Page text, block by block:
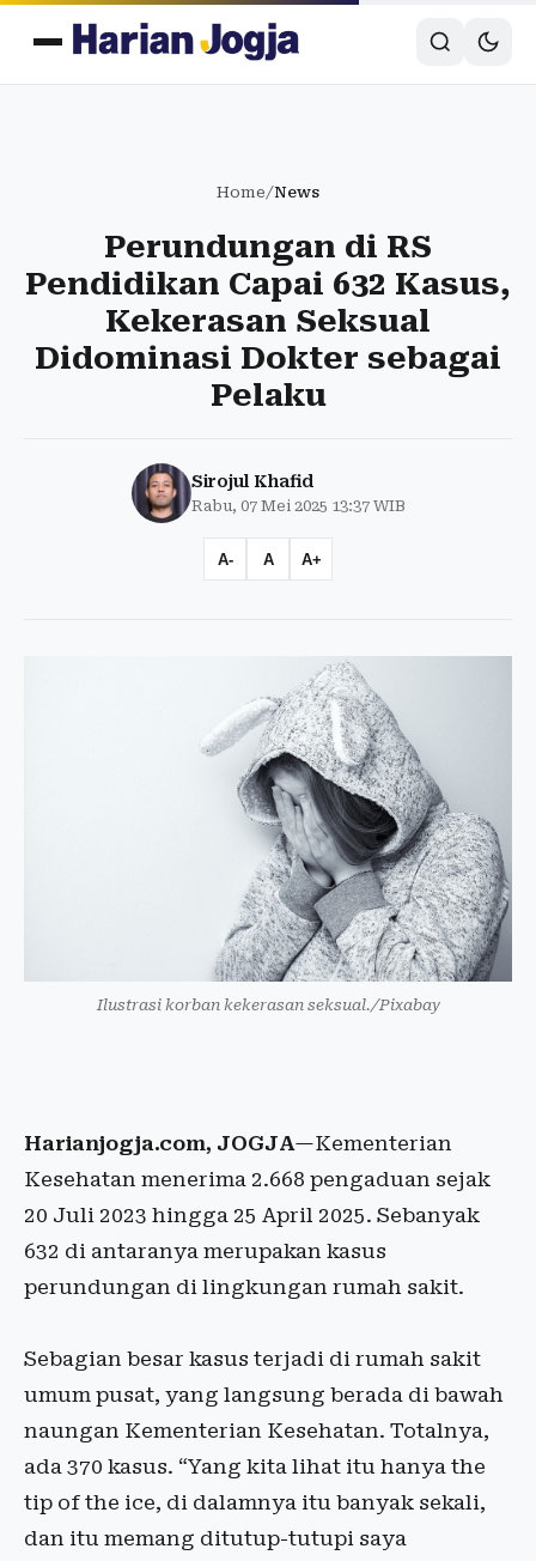
Home/News
Perundungan di RS
Pendidikan Capai 632 Kasus,
Kekerasan Seksual
Didominasi Dokter sebagai
Pelaku
Sirojul Khafid
Rabu, 07 Mei 2025 13:37 WIB
A- A A+
Ilustrasi korban kekerasan seksual./Pixabay
Harianjogja.com, JOGJA—Kementerian
Kesehatan menerima 2.668 pengaduan sejak
20 Juli 2023 hingga 25 April 2025. Sebanyak
632 di antaranya merupakan kasus
perundungan di lingkungan rumah sakit.
Sebagian besar kasus terjadi di rumah sakit
umum pusat, yang langsung berada di bawah
naungan Kementerian Kesehatan. Totalnya,
ada 370 kasus. “Yang kita lihat itu hanya the
tip of the ice, di dalamnya itu banyak sekali,
dan itu memang ditutup-tutupi saya